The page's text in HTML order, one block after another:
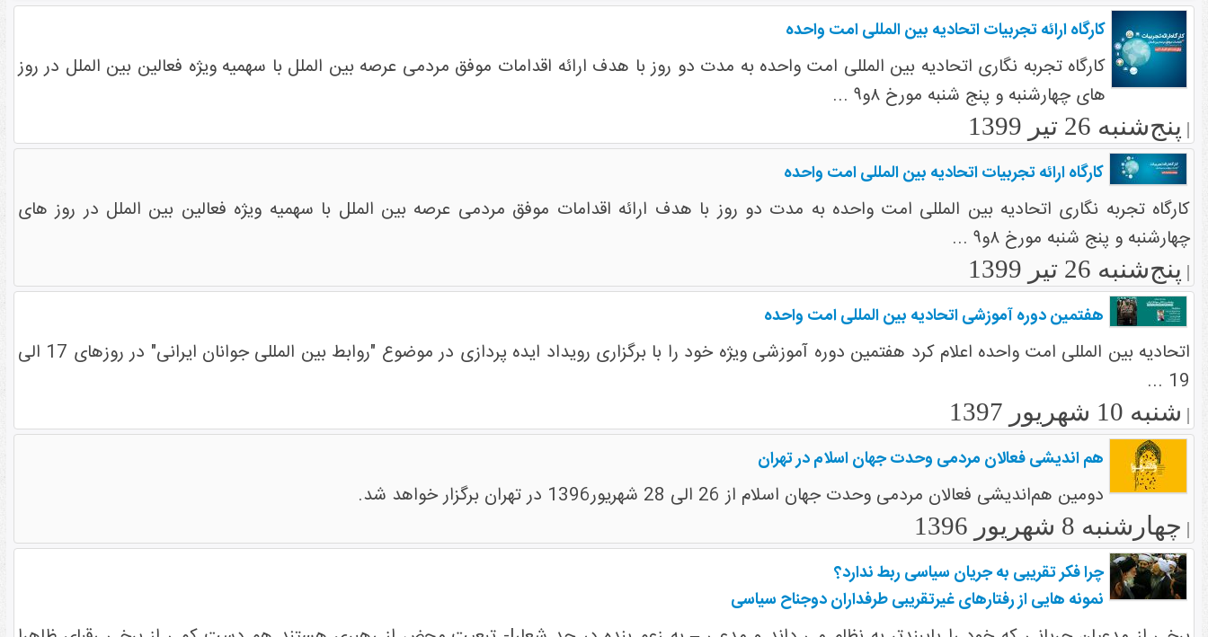
کارگاه ارائه تجربیات اتحادیه بین المللی امت واحده
کارگاه تجربه نگاری اتحادیه بین المللی امت واحده به مدت دو روز با هدف ارائه اقدامات موفق مردمی عرصه بین الملل با سهمیه ویژه فعالین بین الملل در روز
های چهارشنبه و پنج شنبه مورخ ۸و۹ ...
| پنج‌شنبه 26 تیر 1399
کارگاه ارائه تجربیات اتحادیه بین المللی امت واحده
کارگاه تجربه نگاری اتحادیه بین المللی امت واحده به مدت دو روز با هدف ارائه اقدامات موفق مردمی عرصه بین الملل با سهمیه ویژه فعالین بین الملل در روز های
چهارشنبه و پنج شنبه مورخ ۸و۹ ...
| پنج‌شنبه 26 تیر 1399
هفتمین دوره آموزشی اتحادیه بین المللی امت واحده
اتحادیه بین المللی امت واحده اعلام کرد هفتمین دوره آموزشی ویژه خود را با برگزاری رویداد ایده پردازی در موضوع "روابط بین المللی جوانان ایرانی" در روزهای 17 الی
19 ...
| شنبه 10 شهریور 1397
هم اندیشی فعالان مردمی وحدت جهان اسلام در تهران
دومین هم‌اندیشی فعالان مردمی وحدت جهان اسلام از 26 الی 28 شهریور1396 در تهران برگزار خواهد شد.
| چهارشنبه 8 شهریور 1396
چرا فکر تقریبی به جریان سیاسی ربط ندارد؟
نمونه هایی از رفتارهای غیرتقریبی طرفداران دوجناح سیاسی